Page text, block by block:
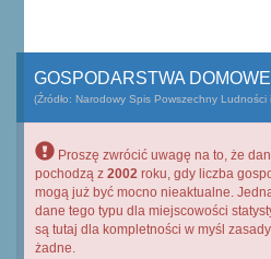
GOSPODARSTWA
(Źródło: Narodowy Spis Powszechny
Proszę zwrócić uwagę na to, że
pochodzą z 2002 roku, gdy liczba
mogą już być mocno nieaktualne.
dane tego typu dla miejscowości
są tutaj dla kompletności w myśl
żadne.